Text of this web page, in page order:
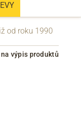
od roku 1990
výpis produktů